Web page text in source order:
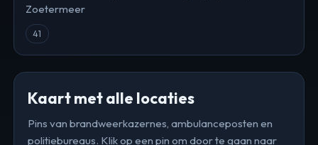
Zoetermeer
41
Kaart met alle locaties
Pins van brandweerkazernes, ambulanceposten en
politiebureaus. Klik op een pin om door te gaan naar